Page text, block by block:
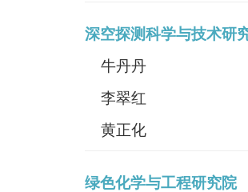
深空探测科学与技术研
牛丹丹
李翠红
黄正化
绿色化学与工程研究院